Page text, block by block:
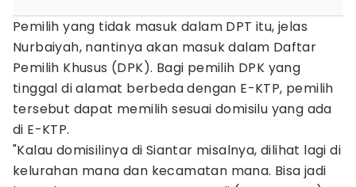
Pemilih yang tidak masuk dalam DPT itu, jelas
Nurbaiyah, nantinya akan masuk dalam Daftar
Pemilih Khusus (DPK). Bagi pemilih DPK yang
tinggal di alamat berbeda dengan E-KTP, pemilih
tersebut dapat memilih sesuai domisilu yang ada
di E-KTP.
"Kalau domisilinya di Siantar misalnya, dilihat lagi di
kelurahan mana dan kecamatan mana. Bisa jadi